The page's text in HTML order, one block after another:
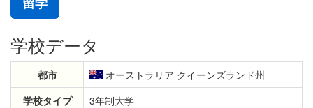
学校データ
都市
オーストラリア クイーンズランド州
学校タイプ
3年制大学